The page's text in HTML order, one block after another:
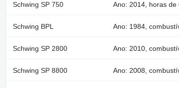
Schwing SP 750 Ano: 2014, horas
Schwing BPL Ano: 1984,
Schwing SP 2800 Ano: 2010,
Schwing SP 8800 Ano: 2008,